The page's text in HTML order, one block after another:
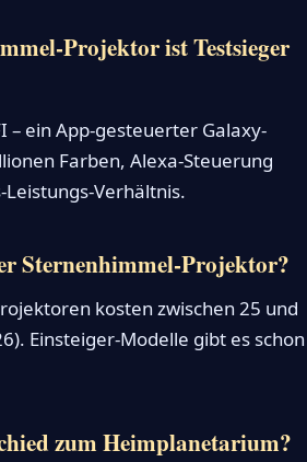
Projektor ist Testsieger
– ein App-gesteuerter Galaxy-
Farben, Alexa-Steuerung
Verhältnis.
Sternenhimmel-Projektor?
kosten zwischen 25 und
Einsteiger-Modelle gibt es schon
zum Heimplanetarium?